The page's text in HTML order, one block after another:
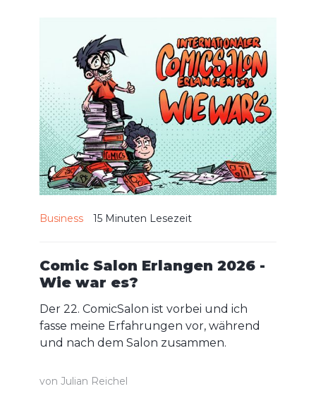
Business 15 Minuten Lesezeit
Comic Salon Erlangen 2026 -
Wie war es?
Der 22. ComicSalon ist vorbei und ich
fasse meine Erfahrungen vor, während
und nach dem Salon zusammen.
von Julian Reichel